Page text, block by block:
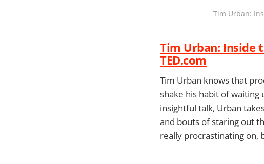
Tim Urban:
Tim Urban: Inside
TED.com
Tim Urban knows that
shake his habit of
insightful talk, Urban
and bouts of staring out
really procrastinating